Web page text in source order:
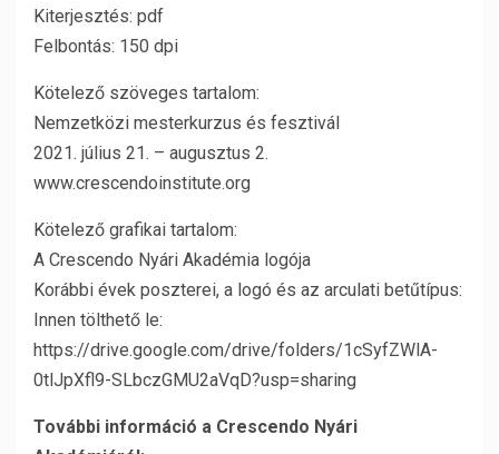
Kiterjesztés: pdf
Felbontás: 150 dpi
Kötelező szöveges tartalom:
Nemzetközi mesterkurzus és fesztivál
2021. július 21. – augusztus 2.
www.crescendoinstitute.org
Kötelező grafikai tartalom:
A Crescendo Nyári Akadémia logója
Korábbi évek poszterei, a logó és az arculati betűtípus:
Innen tölthető le:
https://drive.google.com/drive/folders/1cSyfZWlA-
0tlJpXfl9-SLbczGMU2aVqD?usp=sharing
További információ a Crescendo Nyári